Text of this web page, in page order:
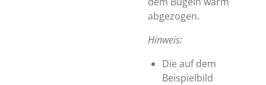
abgezogen.
Hinweis:
Die auf dem
Beispielbild